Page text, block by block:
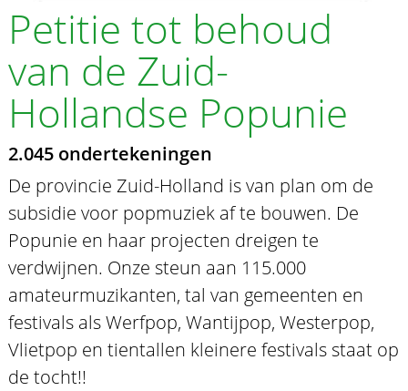
Petitie tot behoud
van de Zuid-
Hollandse Popunie
2.045 ondertekeningen
De provincie Zuid-Holland is van plan om de
subsidie voor popmuziek af te bouwen. De
Popunie en haar projecten dreigen te
verdwijnen. Onze steun aan 115.000
amateurmuzikanten, tal van gemeenten en
festivals als Werfpop, Wantijpop, Westerpop,
Vlietpop en tientallen kleinere festivals staat op
de tocht!!